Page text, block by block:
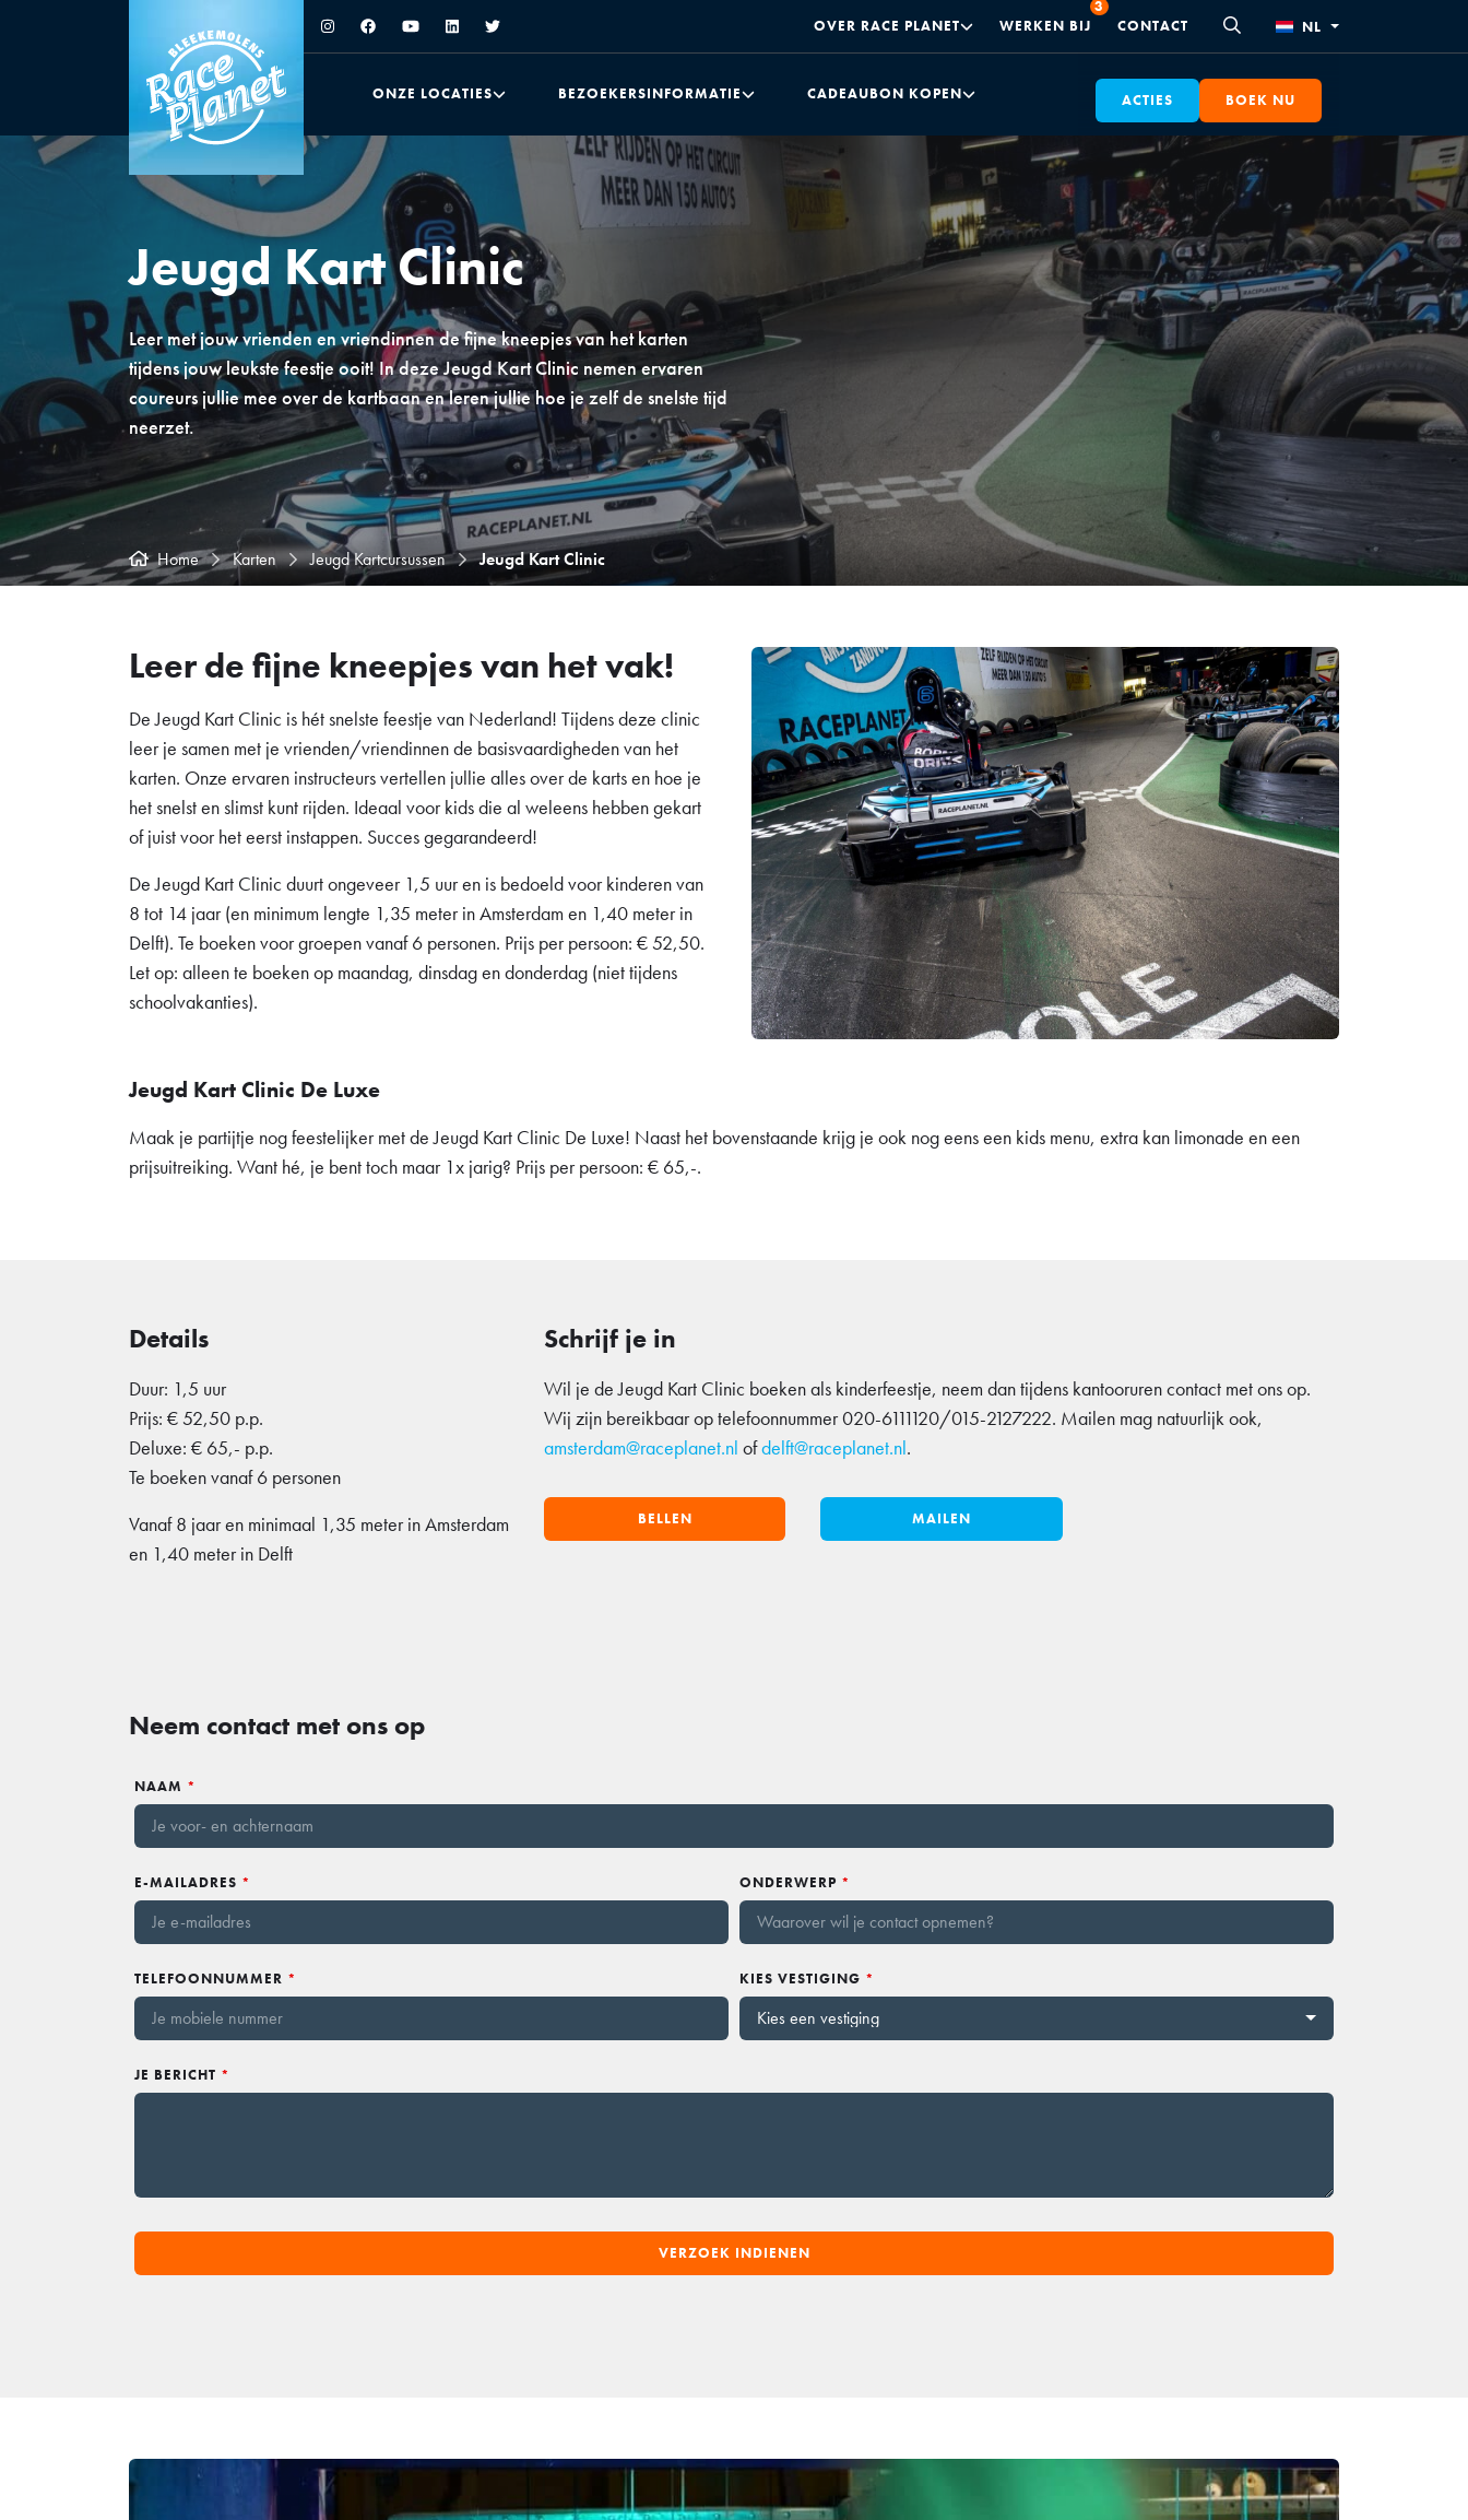
OVER RACE PLANET WERKEN BIJ CONTACT NL
ONZE LOCATIES BEZOEKERSINFORMATIE CADEAUBON KOPEN ACTIES BOEK NU
Jeugd Kart Clinic
Leer met jouw vrienden en vriendinnen de fijne kneepjes van het karten
tijdens jouw leukste feestje ooit! In deze Jeugd Kart Clinic nemen ervaren
coureurs jullie mee over de kartbaan en leren jullie hoe je zelf de snelste tijd
neerzet.
Home Karten Jeugd Kartcursussen Jeugd Kart Clinic
Leer de fijne kneepjes van het vak!
De Jeugd Kart Clinic is hét snelste feestje van Nederland! Tijdens deze clinic
leer je samen met je vrienden/vriendinnen de basisvaardigheden van het
karten. Onze ervaren instructeurs vertellen jullie alles over de karts en hoe je
het snelst en slimst kunt rijden. Ideaal voor kids die al weleens hebben gekart
of juist voor het eerst instappen. Succes gegarandeerd!
De Jeugd Kart Clinic duurt ongeveer 1,5 uur en is bedoeld voor kinderen van
8 tot 14 jaar (en minimum lengte 1,35 meter in Amsterdam en 1,40 meter in
Delft). Te boeken voor groepen vanaf 6 personen. Prijs per persoon: € 52,50.
Let op: alleen te boeken op maandag, dinsdag en donderdag (niet tijdens
schoolvakanties).
Jeugd Kart Clinic De Luxe
Maak je partijtje nog feestelijker met de Jeugd Kart Clinic De Luxe! Naast het bovenstaande krijg je ook nog eens een kids menu, extra kan limonade en een
prijsuitreiking. Want hé, je bent toch maar 1x jarig? Prijs per persoon: € 65,-.
Details
Duur: 1,5 uur
Prijs: € 52,50 p.p.
Deluxe: € 65,- p.p.
Te boeken vanaf 6 personen
Vanaf 8 jaar en minimaal 1,35 meter in Amsterdam
en 1,40 meter in Delft
Schrijf je in
Wil je de Jeugd Kart Clinic boeken als kinderfeestje, neem dan tijdens kantooruren contact met ons op.
Wij zijn bereikbaar op telefoonnummer 020-6111120/015-2127222. Mailen mag natuurlijk ook,
amsterdam@raceplanet.nl ofdelft@raceplanet.nl.
BELLEN MAILEN
Neem contact met ons op
NAAM *
E-MAILADRES * ONDERWERP *
TELEFOONNUMMER * KIES VESTIGING *
JE BERICHT *